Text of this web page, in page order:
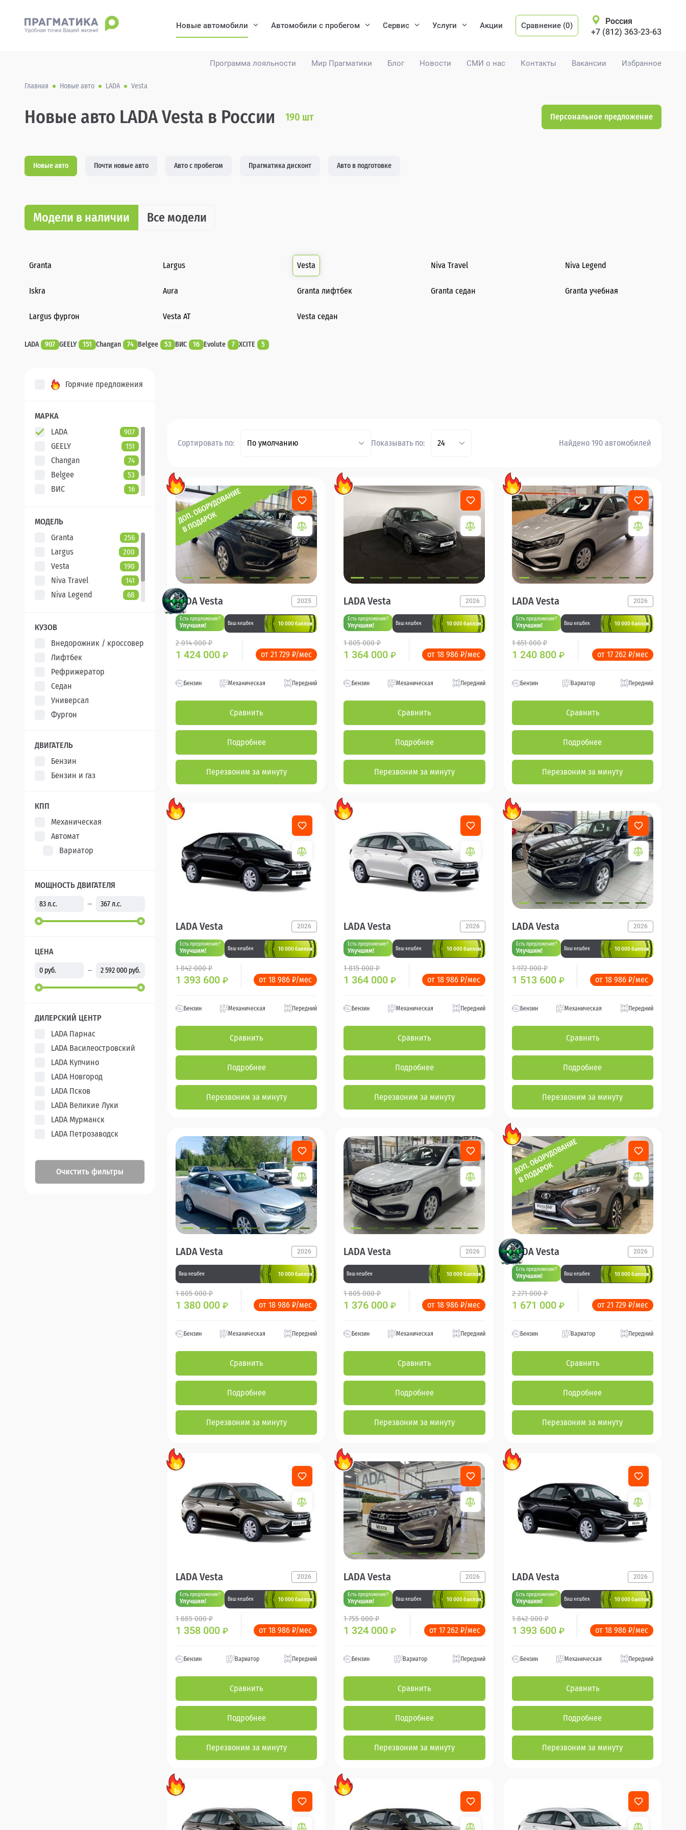
Программа лояльности Мир Прагматики Блог Новости СМИ о нас Контакты Вакансии Избранное
Новые автомобили Автомобили с пробегом Сервис Услуги Акции Сравнение (0)
Россия
+7 (812) 363-23-63
Главная Новые авто LADA Vesta
Новые авто LADA Vesta в России 190 шт Персональное предложение
Новые авто Почти новые авто Авто с пробегом Прагматика дисконт Авто в подготовке
Модели в наличии Все модели
Granta Largus Vesta Niva Travel Niva Legend
Iskra Aura Granta лифтбек Granta седан Granta учебная
Largus фургон Vesta AT Vesta седан
LADA 907 GEELY 151 Changan 74 Belgee 53 ВИС 16 Evolute 7 XCITE 5
Горячие предложения
МАРКА
LADA
907
GEELY 151
Changan 74
Belgee 53
ВИС 16
XCITE
МОДЕЛЬ
Granta
256
Largus 200
Vesta 190
Niva Travel 141
Niva Legend 68
Aura
КУЗОВ
Внедорожник / кроссовер
Лифтбек
Рефрижератор
Седан
Универсал
Фургон
ДВИГАТЕЛЬ
Бензин
Бензин и газ
КПП
Механическая
Автомат
Вариатор
МОЩНОСТЬ ДВИГАТЕЛЯ
ЦЕНА
ДИЛЕРСКИЙ ЦЕНТР
LADA Парнас
LADA Василеостровский
LADA Купчино
LADA Новгород
LADA Псков
LADA Великие Луки
LADA Мурманск
LADA Петрозаводск
Очистить фильтры
Сортировать по: По умолчанию Показывать по: 24 Найдено 190 автомобилей
LADA Vesta 2025
Есть предложение?
Улучшим! Ваш кешбек 10 000 баллов
2 014 000 ₽
1 424 000 ₽ от 21 729 ₽/мес
Бензин Механическая Передний
Сравнить
Подробнее
Перезвоним за минуту
LADA Vesta 2026
Есть предложение?
Улучшим! Ваш кешбек 10 000 баллов
1 805 000 ₽
1 364 000₽ от 18 986 ₽/мес
Бензин Механическая Передний
Сравнить
Подробнее
Перезвоним за минуту
LADA Vesta 2026
Есть предложение?
Улучшим! Ваш кешбек 10 000 баллов
1 651 000 ₽
1 240 800 ₽ от 17 262 ₽/мес
Бензин Вариатор Передний
Сравнить
Подробнее
Перезвоним за минуту
LADA Vesta 2026
Есть предложение?
Улучшим! Ваш кешбек 10 000 баллов
1 842 000 ₽
1 393 600 ₽ от 18 986 ₽/мес
Бензин Механическая Передний
Сравнить
Подробнее
Перезвоним за минуту
LADA Vesta 2026
Есть предложение?
Улучшим! Ваш кешбек 10 000 баллов
1 815 000 ₽
1 364 000₽ от 18 986 ₽/мес
Бензин Механическая Передний
Сравнить
Подробнее
Перезвоним за минуту
LADA Vesta 2026
Есть предложение?
Улучшим! Ваш кешбек 10 000 баллов
1 972 000 ₽
1 513 600 ₽ от 18 986 ₽/мес
Бензин Механическая Передний
Сравнить
Подробнее
Перезвоним за минуту
LADA Vesta 2026
Ваш кешбек 10 000 баллов
1 805 000 ₽
1 380 000 ₽ от 18 986 ₽/мес
Бензин Механическая Передний
Сравнить
Подробнее
Перезвоним за минуту
LADA Vesta 2026
Ваш кешбек 10 000 баллов
1 805 000 ₽
1 376 000₽ от 18 986 ₽/мес
Бензин Механическая Передний
Сравнить
Подробнее
Перезвоним за минуту
LADA Vesta 2026
Есть предложение?
Улучшим! Ваш кешбек 10 000 баллов
2 271 000 ₽
1 671 000 ₽ от 21 729 ₽/мес
Бензин Вариатор Передний
Сравнить
Подробнее
Перезвоним за минуту
LADA Vesta 2026
Есть предложение?
Улучшим! Ваш кешбек 10 000 баллов
1 885 000 ₽
1 358 000 ₽ от 18 986 ₽/мес
Бензин Вариатор Передний
Сравнить
Подробнее
Перезвоним за минуту
LADA Vesta 2026
Есть предложение?
Улучшим! Ваш кешбек 10 000 баллов
1 755 000 ₽
1 324 000₽ от 17 262 ₽/мес
Бензин Вариатор Передний
Сравнить
Подробнее
Перезвоним за минуту
LADA Vesta 2026
Есть предложение?
Улучшим! Ваш кешбек 10 000 баллов
1 842 000 ₽
1 393 600 ₽ от 18 986 ₽/мес
Бензин Механическая Передний
Сравнить
Подробнее
Перезвоним за минуту